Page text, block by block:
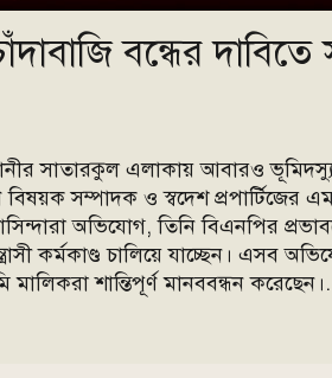
বন্ধের
সাতারকুল এলাকায় আবারও
সম্পাদক ও স্বদেশ প্রপার্টিজের
অভিযোগ, তিনি বিএনপির
কর্মকাণ্ড চালিয়ে যাচ্ছেন। এসব
শান্তিপূর্ণ মানববন্ধন